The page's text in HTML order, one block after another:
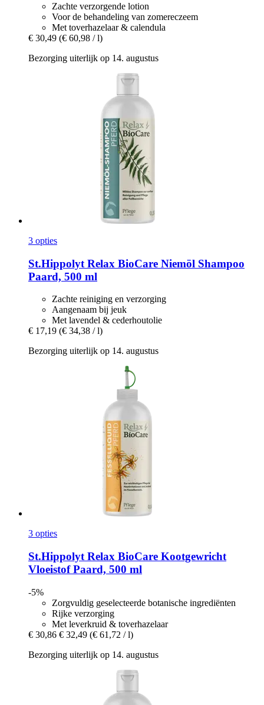
Zachte verzorgende lotion
Voor de behandeling van zomereczeem
Met toverhazelaar & calendula
€ 30,49 (€ 60,98 / l)
Bezorging uiterlijk op 14. augustus
3 opties
St.Hippolyt Relax BioCare Niemöl Shampoo
Paard, 500 ml
Zachte reiniging en verzorging
Aangenaam bij jeuk
Met lavendel & cederhoutolie
€ 17,19 (€ 34,38 / l)
Bezorging uiterlijk op 14. augustus
3 opties
St.Hippolyt Relax BioCare Kootgewricht
Vloeistof Paard, 500 ml
-5%
Zorgvuldig geselecteerde botanische ingrediënten
Rijke verzorging
Met leverkruid & toverhazelaar
€ 30,86 € 32,49 (€ 61,72 / l)
Bezorging uiterlijk op 14. augustus